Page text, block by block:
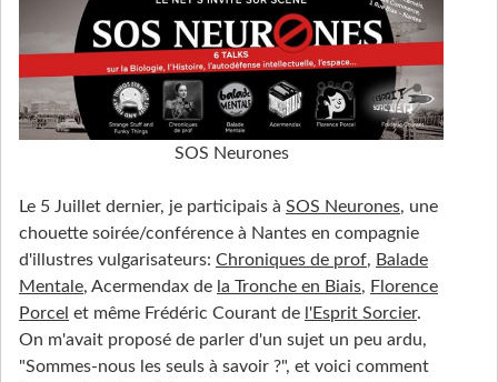
SOS Neurones
Le 5 Juillet dernier, je participais à SOS Neurones, une
chouette soirée/conférence à Nantes en compagnie
d'illustres vulgarisateurs: Chroniques de prof, Balade
Mentale, Acermendax de la Tronche en Biais, Florence
Porcel et même Frédéric Courant de l'Esprit Sorcier.
On m'avait proposé de parler d'un sujet un peu ardu,
"Sommes-nous les seuls à savoir ?", et voici comment